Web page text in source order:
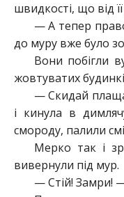
швидкості, що від
— А тепер
до муру вже було
Вони побігли
жовтуватих
— Скидай
і кинула в
смороду, палили
Мерко так і
вивернули під мур.
— Стій! Замри!